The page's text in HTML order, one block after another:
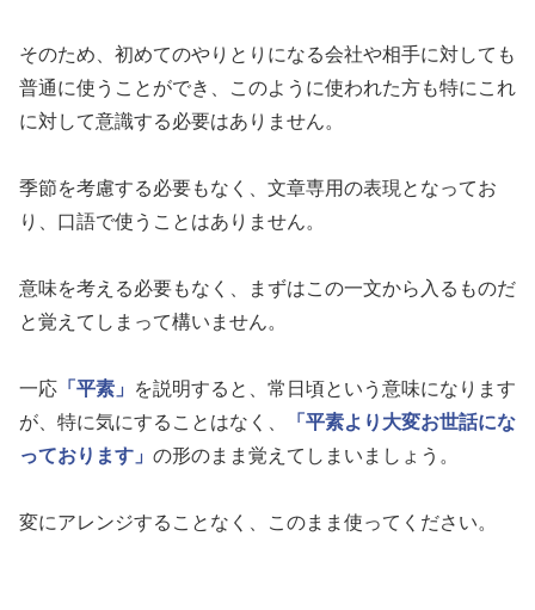
そのため、初めてのやりとりになる会社や相手に対しても
普通に使うことができ、このように使われた方も特にこれ
に対して意識する必要はありません。
季節を考慮する必要もなく、文章専用の表現となってお
り、口語で使うことはありません。
意味を考える必要もなく、まずはこの一文から入るものだ
と覚えてしまって構いません。
一応 「平素」
を説明すると、常日頃という意味になります
が、特に気にすることはなく、
「平素より大変お世話にな
っております」 の形のまま覚えてしまいましょう。
変にアレンジすることなく、このまま使ってください。